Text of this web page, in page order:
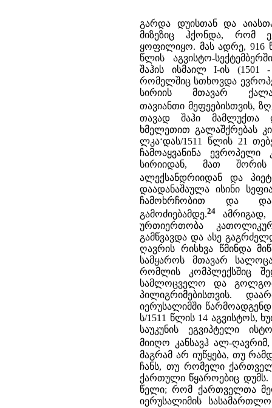
გარდა დუისთან და
მიზეზიც ჰქონდა, რომ
ყოფილიყო. მას ადრე, 916
წლის აგვისტო-
შაჰის ისმაილ I-ის
რომელშიც სთხოვდა
სირიის მთავარ
თავიანთი მეფეებისთვის,
თავად შაჰი მამლუქთა
ხმელეთით გალაშქრებას
ლკა‘დას/1511 წლის 21
ჩამოაყვანინა ევროპელი
სირიიდან, მათ
ალექსანდრიიდან და
დაადანაშაულა ისინი
ჩამოხრჩობით და
გამოძიებამდე.24 ამრიგად,
ურთიერთობა
გამწვავდა და ასე
ღავრის რისხვა წმინდა
სამყაროს მთავარ
რომლის კომპლექსშიც
სამლოცველო და
პილიგრიმებისთვის.
იერუსალიმში
ს/1511 წლის 14 აგვისტოს,
საუკუნის ეგვიპტელი
მიიღო კანსავჰ ალ-
მაგრამ არ იუწყება, თუ
ჩანს, თუ რომელი
ქართული წყაროებიც
წელი; რომ ქართველთა
იერუსალიმის